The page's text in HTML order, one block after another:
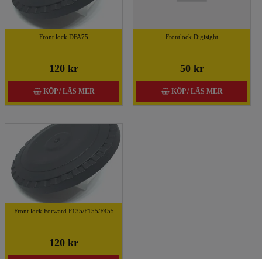
Front lock DFA75
120 kr
KÖP / LÄS MER
Frontlock Digisight
50 kr
KÖP / LÄS MER
Front lock Forward F135/F155/F455
120 kr